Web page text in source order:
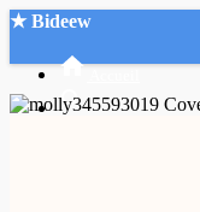
★ Bideew